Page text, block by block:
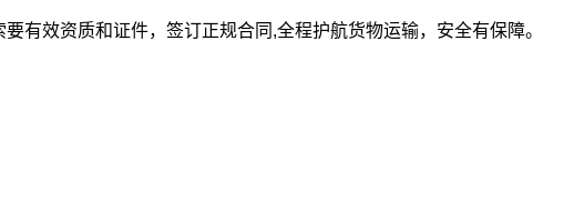
有效资质和证件，签订正规合同,全程护航货物运输，安全有保障。